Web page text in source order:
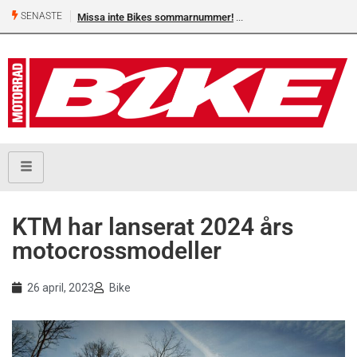
SENASTE Missa inte Bikes sommarnummer!
KTM har lanserat 2024 års
motocrossmodeller
26 april, 2023 Bike